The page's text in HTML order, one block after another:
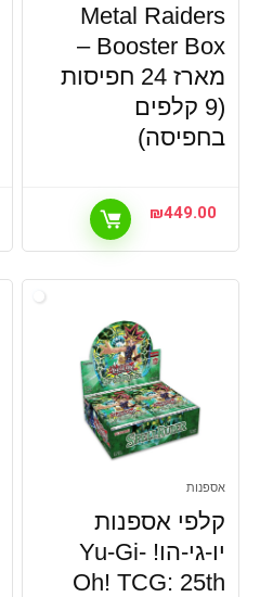
Metal Raiders
Booster Box –
מארז 24 חפיסות
(9 קלפים
בחפיסה)
₪449.00
אספנות
קלפי אספנות
יו-גי-הו! Yu-Gi-
Oh! TCG: 25th